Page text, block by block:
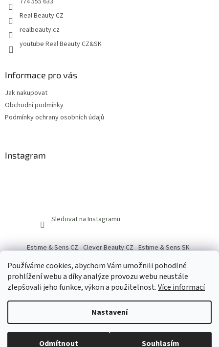
Používáme cookies, abychom Vám umožnili pohodlné
prohlížení webu a díky analýze provozu webu neustále
zlepšovali jeho funkce, výkon a použitelnost.Více informací
Nastavení
Odmítnout Souhlasím
Real Beauty CZ
realbeauty.cz
youtube Real Beauty CZ&SK
Informace pro vás
Jak nakupovat
Obchodní podmínky
Podmínky ochrany osobních údajů
Instagram
Sledovat na Instagramu
Estime & Sens CZ Clever Beauty CZ Estime & Sens SK
Copyright 2026Real Beauty Shop. Všechna práva vyhrazena.
Upravit nastavení cookies